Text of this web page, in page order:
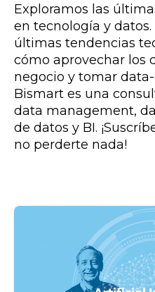
Exploramos las
en tecnología y
últimas tendencias
cómo aprovechar los
negocio y tomar
Bismart es una
data management,
de datos y BI.
no perderte nada!